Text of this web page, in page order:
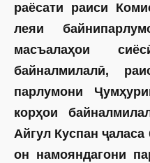
раёсати раиси
леяи
масъалаҳои
байналмилалӣ,
парлумони
корҳои
Айгул Куспан ҷаласа
он намояндагони